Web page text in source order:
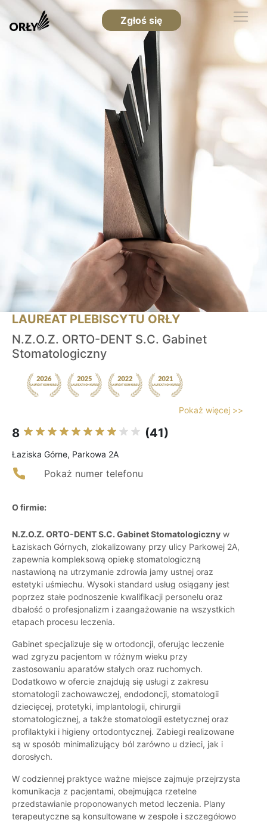
Zgłoś się
LAUREAT PLEBISCYTU ORŁY
N.Z.O.Z. ORTO-DENT S.C. Gabinet
Stomatologiczny
Pokaż więcej >>
8 (41)
Łaziska Górne, Parkowa 2A
Pokaż numer telefonu
O firmie:
N.Z.O.Z. ORTO-DENT S.C. Gabinet Stomatologiczny w
Łaziskach Górnych, zlokalizowany przy ulicy Parkowej 2A,
zapewnia kompleksową opiekę stomatologiczną
nastawioną na utrzymanie zdrowia jamy ustnej oraz
estetyki uśmiechu. Wysoki standard usług osiągany jest
poprzez stałe podnoszenie kwalifikacji personelu oraz
dbałość o profesjonalizm i zaangażowanie na wszystkich
etapach procesu leczenia.
Gabinet specjalizuje się w ortodoncji, oferując leczenie
wad zgryzu pacjentom w różnym wieku przy
zastosowaniu aparatów stałych oraz ruchomych.
Dodatkowo w ofercie znajdują się usługi z zakresu
stomatologii zachowawczej, endodoncji, stomatologii
dziecięcej, protetyki, implantologii, chirurgii
stomatologicznej, a także stomatologii estetycznej oraz
profilaktyki i higieny ortodontycznej. Zabiegi realizowane
są w sposób minimalizujący ból zarówno u dzieci, jak i
dorosłych.
W codziennej praktyce ważne miejsce zajmuje przejrzysta
komunikacja z pacjentami, obejmująca rzetelne
przedstawianie proponowanych metod leczenia. Plany
terapeutyczne są konsultowane w zespole i szczegółowo